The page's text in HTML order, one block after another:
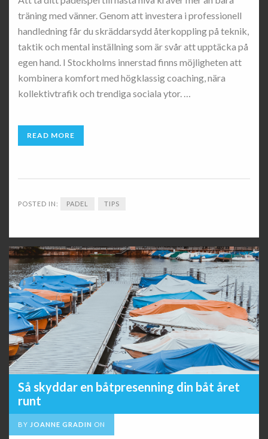
träning med vänner. Genom att investera i professionell
handledning får du skräddarsydd återkoppling på teknik,
taktik och mental inställning som är svår att upptäcka på
egen hand. I Stockholms innerstad finns möjligheten att
kombinera komfort med högklassig coaching, nära
kollektivtrafik och trendiga sociala ytor. …
READ MORE
POSTED IN: PADEL TIPS
Så skyddar en båtpresenning din båt året
runt
BY JOANNE GRADIN ON